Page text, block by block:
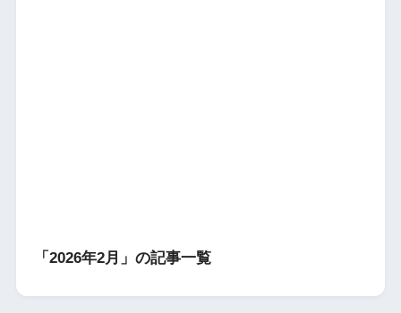
「2026年2月」の記事一覧